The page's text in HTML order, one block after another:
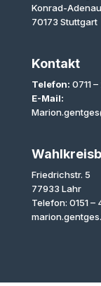
Konrad-
70173 Stuttgart
Kontakt
Telefon: 0711
E-Mail:
Friedrichstr. 5
77933 Lahr
Telefon: 0151 –